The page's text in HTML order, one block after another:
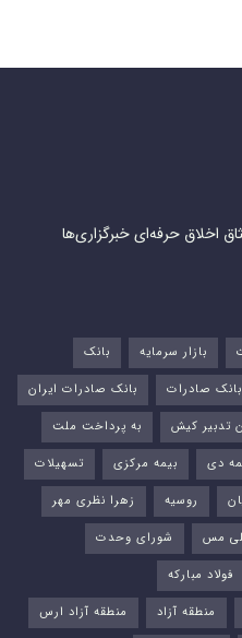
اخلاق حرفه‌ای خبرگزاری‌ها
بازار سرمایه
بانک
بانک صادرات
بانک صادرات ایران
تدبیر کیش
به پرداخت ملت
دی بیمه مرکزی
تسهیلات
روسیه
زهرا نظری مهر
مس
شورای وحدت
فولاد مبارکه
منطقه آزاد منطقه آزاد ارس